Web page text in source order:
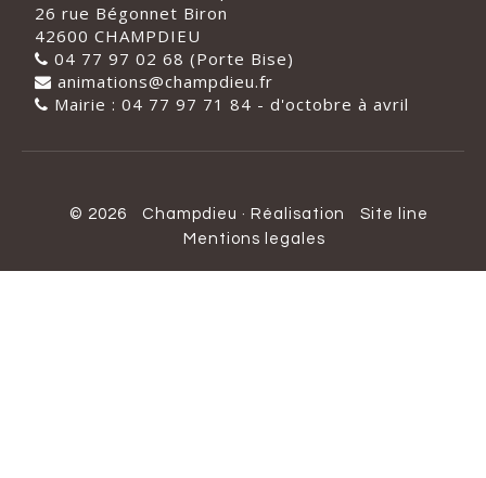
26 rue Bégonnet Biron
42600 CHAMPDIEU
04 77 97 02 68 (Porte Bise)
animations@champdieu.fr
Mairie : 04 77 97 71 84 - d'octobre à avril
© 2026 Champdieu · Réalisation
Site line
Mentions legales